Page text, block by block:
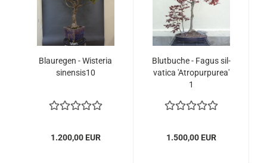
Blau­re­gen - Wis­te­ria
sinensis10
1.200,00 EUR
Blut­bu­che - Fagus sil­
va­ti­ca 'Atropur­pu­rea'
1
1.500,00 EUR